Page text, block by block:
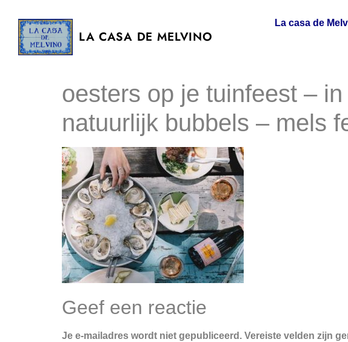
LA CASA DE MELVINO
La casa de
oesters op je tuinfeest –
natuurlijk bubbels – mels
Geef een reactie
Je e-mailadres wordt niet gepubliceerd. Vereiste velden zijn